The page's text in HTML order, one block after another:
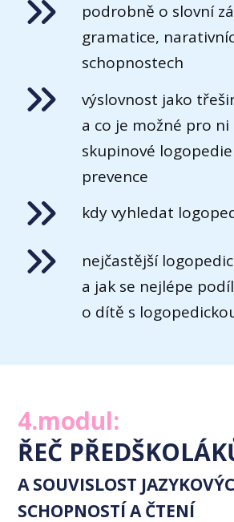
podrobně o slovní
gramatice,
schopnostech
výslovnost jako
a co je možné pro
skupinové
prevence
kdy vyhledat
nejčastější
a jak se nejlépe
o dítě s
4.modul:
ŘEČ
A SOUVISLOST
SCHOPNOSTÍ A ČTENÍ